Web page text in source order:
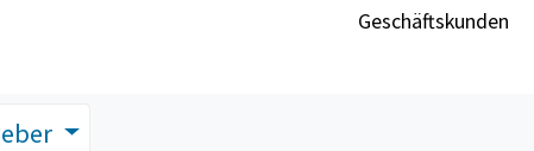
Geschäftskunden